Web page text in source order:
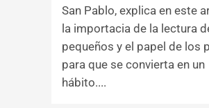
San Pablo, explica en este
la importacia de la lectura
pequeños y el papel de los
para que se convierta en un
hábito....